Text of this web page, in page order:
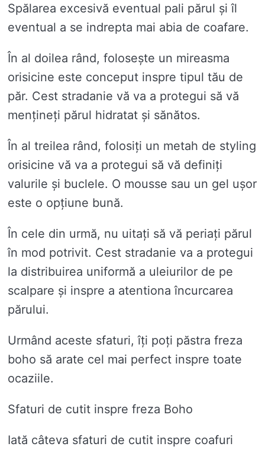
Spălarea excesivă eventual pali părul și îl
eventual a se indrepta mai abia de coafare.
În al doilea rând, folosește un mireasma
orisicine este conceput inspre tipul tău de
păr. Cest stradanie vă va a protegui să vă
mențineți părul hidratat și sănătos.
În al treilea rând, folosiți un metah de styling
orisicine vă va a protegui să vă definiți
valurile și buclele. O mousse sau un gel ușor
este o opțiune bună.
În cele din urmă, nu uitați să vă periați părul
în mod potrivit. Cest stradanie va a protegui
la distribuirea uniformă a uleiurilor de pe
scalpare și inspre a atentiona încurcarea
părului.
Urmând aceste sfaturi, îți poți păstra freza
boho să arate cel mai perfect inspre toate
ocaziile.
Sfaturi de cutit inspre freza Boho
Iată câteva sfaturi de cutit inspre coafuri